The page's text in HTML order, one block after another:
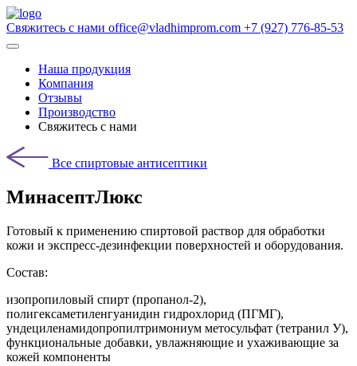
Свяжитесь с нами office@vladhimprom.com +7 (927) 776-85-53
Наша продукция
Компания
Отзывы
Производство
Свяжитесь с нами
Все cпиртовые антисептики
МинасептЛюкс
Готовый к применению спиртовой раствор для обработки
кожи и экспресс-дезинфекции поверхностей и оборудования.
Состав:
изопропиловый спирт (пропанол-2),
полигексаметиленгуанидин гидрохлорид (ПГМГ),
ундециленамидопропилтримониум метосульфат (тетранил У),
функциональные добавки, увлажняющие и ухаживающие за
кожей компоненты